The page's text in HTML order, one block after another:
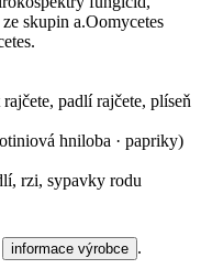
skupin a.Oomycetes
padlí rajčete, plíseň
hniloba · papriky)
rzi, sypavky rodu
informace výrobce .